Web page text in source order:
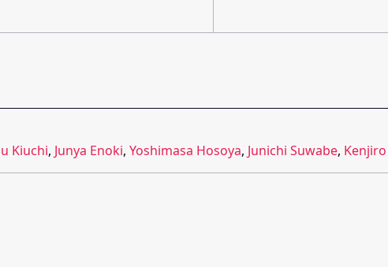
Kiuchi, Junya Enoki, Yoshimasa Hosoya, Junichi Suwabe,